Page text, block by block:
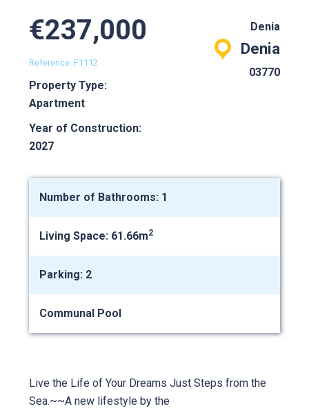
€237,000
Reference: F1112
Property Type:
Apartment
Year of Construction:
2027
Denia
Denia
03770
Number of Bathrooms: 1
Living Space: 61.66m2
Parking: 2
Communal Pool
Live the Life of Your Dreams Just Steps from the
Sea.~~A new lifestyle by the